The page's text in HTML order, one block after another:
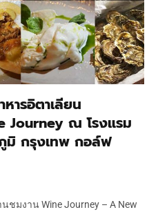
ารอิตาเลียน
Journey ณ โรงแรม
มิ กรุงเทพ กอล์ฟ
ชมงาน Wine Journey – A New